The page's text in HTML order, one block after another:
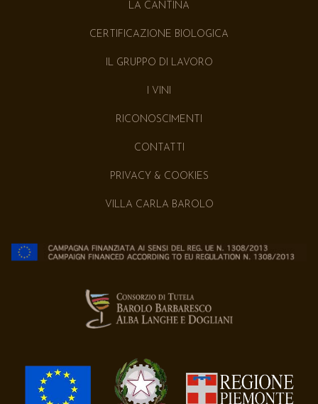
LA CANTINA
CERTIFICAZIONE BIOLOGICA
IL GRUPPO DI LAVORO
I VINI
RICONOSCIMENTI
CONTATTI
PRIVACY & COOKIES
VILLA CARLA BAROLO